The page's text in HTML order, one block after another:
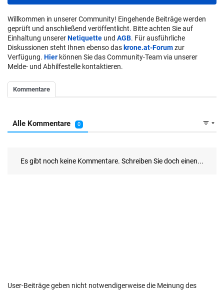
Willkommen in unserer Community! Eingehende Beiträge werden
geprüft und anschließend veröffentlicht. Bitte achten Sie auf
Einhaltung unsererNetiquette und AGB. Für ausführliche
Diskussionen steht Ihnen ebenso das krone.at-Forumzur
Verfügung. Hier können Sie das Community-Team via unserer
Melde- und Abhilfestelle kontaktieren.
User-Beiträge geben nicht notwendigerweise die Meinung des